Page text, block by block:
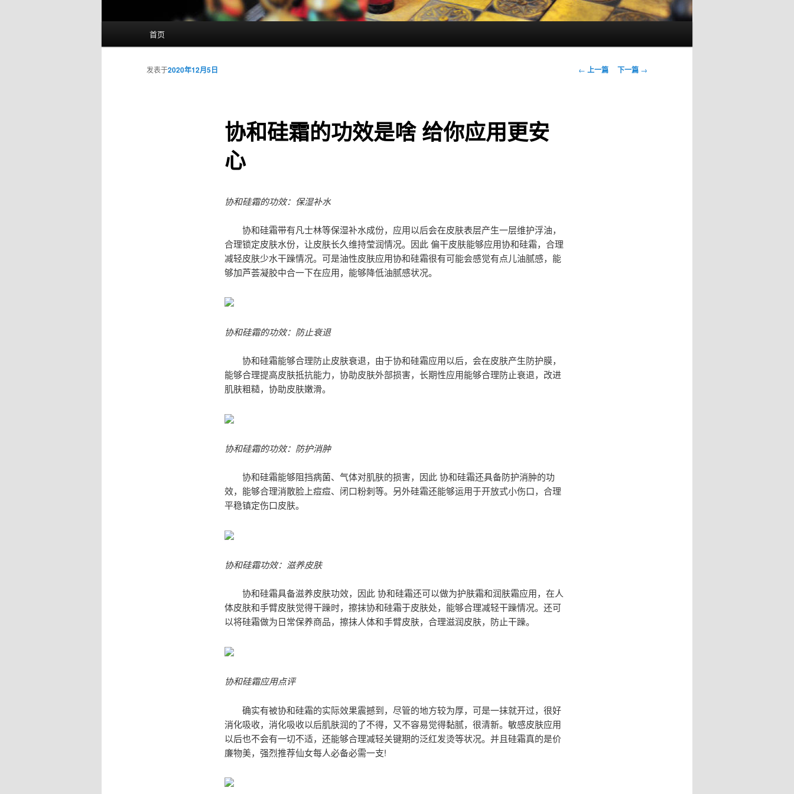
首页
文
← 上一篇 下一篇 →
协和硅霜的功效是啥 给你应用更安
心
发表于2020年12月5日
协和硅霜的功效：保湿补水
协和硅霜带有凡士林等保湿补水成份，应用以后会在皮肤表层产生一层维护浮油，
合理锁定皮肤水份，让皮肤长久维持莹润情况。因此 偏干皮肤能够应用协和硅霜，合理
减轻皮肤少水干躁情况。可是油性皮肤应用协和硅霜很有可能会感觉有点儿油腻感，能
够加芦荟凝胶中合一下在应用，能够降低油腻感状况。
协和硅霜的功效：防止衰退
协和硅霜能够合理防止皮肤衰退，由于协和硅霜应用以后，会在皮肤产生防护膜，
能够合理提高皮肤抵抗能力，协助皮肤外部损害，长期性应用能够合理防止衰退，改进
肌肤粗糙，协助皮肤嫩滑。
协和硅霜的功效：防护消肿
协和硅霜能够阻挡病菌、气体对肌肤的损害，因此 协和硅霜还具备防护消肿的功
效，能够合理消散脸上痘痘、闭口粉刺等。另外硅霜还能够运用于开放式小伤口，合理
平稳镇定伤口皮肤。
协和硅霜功效：滋养皮肤
协和硅霜具备滋养皮肤功效，因此 协和硅霜还可以做为护肤霜和润肤霜应用，在人
体皮肤和手臂皮肤觉得干躁时，擦抹协和硅霜于皮肤处，能够合理减轻干躁情况。还可
以将硅霜做为日常保养商品，擦抹人体和手臂皮肤，合理滋润皮肤，防止干躁。
协和硅霜应用点评
确实有被协和硅霜的实际效果震撼到，尽管的地方较为厚，可是一抹就开过，很好
消化吸收，消化吸收以后肌肤润的了不得，又不容易觉得黏腻，很清新。敏感皮肤应用
以后也不会有一切不适，还能够合理减轻关键期的泛红发烫等状况。并且硅霜真的是价
廉物美，强烈推荐仙女每人必备必需一支!